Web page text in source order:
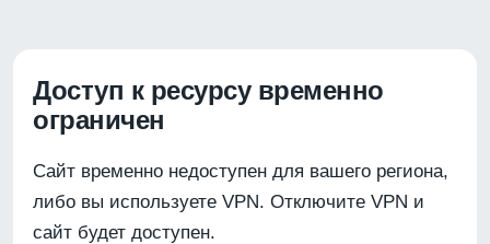
Доступ к ресурсу временно
ограничен
Сайт временно недоступен для вашего региона,
либо вы используете VPN. Отключите VPN и
сайт будет доступен.